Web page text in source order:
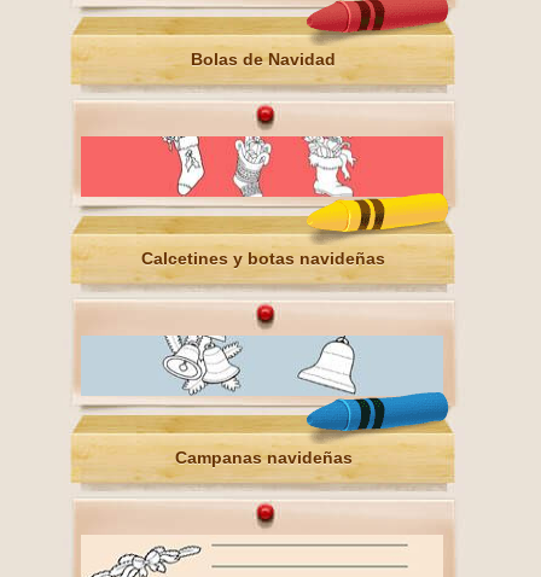
Bolas de Navidad
Calcetines y botas navideñas
Campanas navideñas